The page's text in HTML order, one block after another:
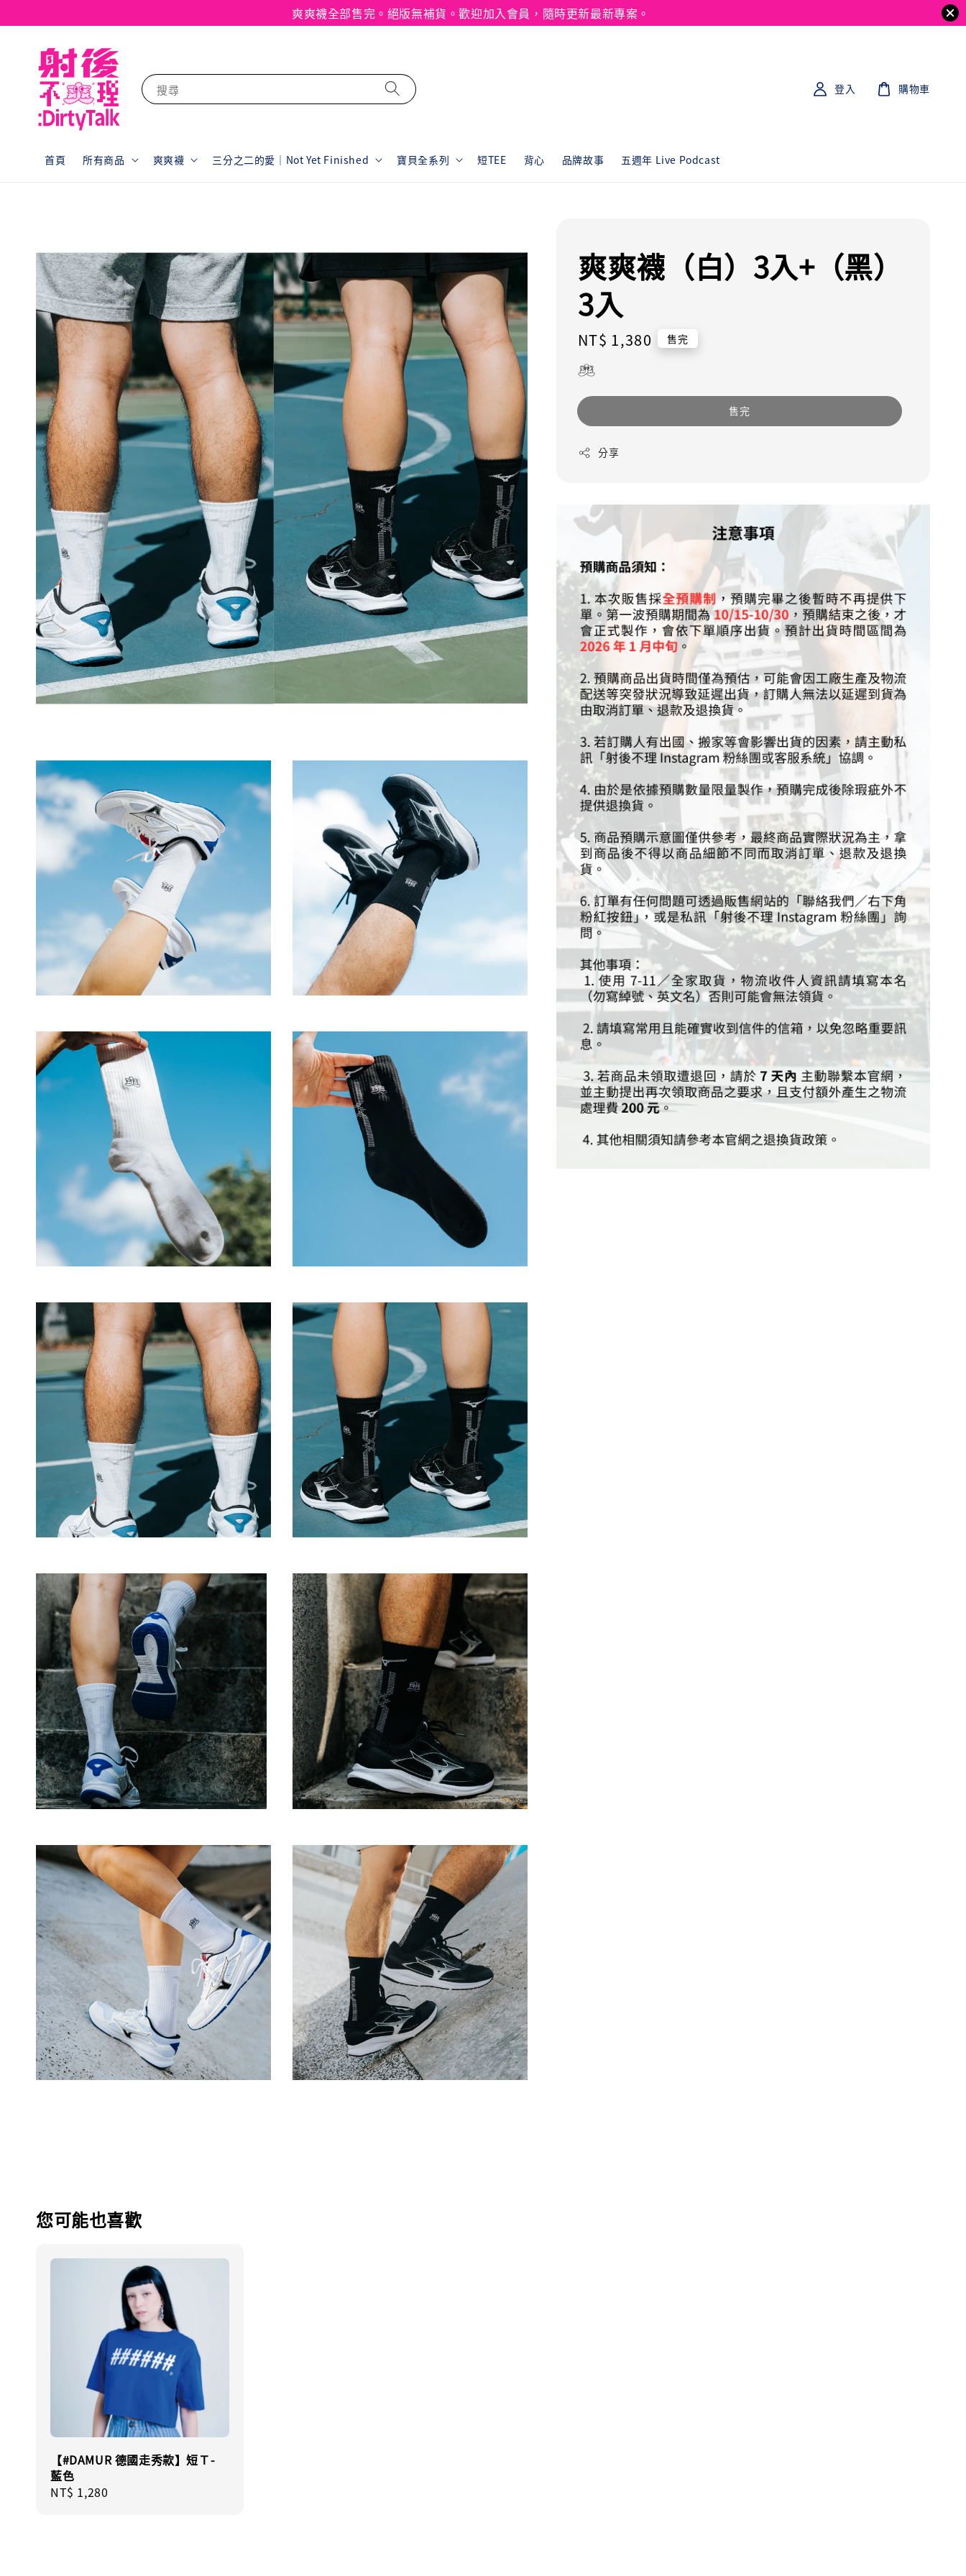
爽爽襪全部售完。絕版無補貨。歡迎加入會員，隨時更新最新專案。
搜尋
首頁 所有商品 爽爽襪 三分之二的愛｜Not Yet Finished 寶貝全系列 短TEE 背心 品牌故事 五週年 Live Podcast
登入 購物車
爽爽襪（白）3入+（黑）
3入
Regular
price
NT$ 1,380 售完
售完
分享
您可能也喜歡
【#DAMUR 德國走秀款】短Ｔ-
藍色
Regular
NT$ 1,280